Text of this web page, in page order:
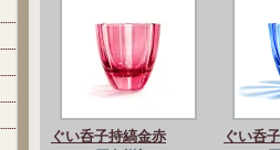
ぐい呑子持縞金赤
ぐい呑